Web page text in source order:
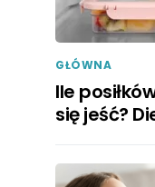
GŁÓWNA
Ile
się jeść?